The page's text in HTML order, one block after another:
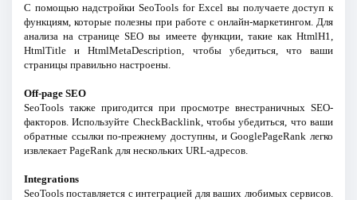
С помощью надстройки SeoTools for Excel вы получаете доступ к
функциям, которые полезны при работе с онлайн-маркетингом. Для
анализа на странице SEO вы имеете функции, такие как HtmlH1,
HtmlTitle и HtmlMetaDescription, чтобы убедиться, что ваши
страницы правильно настроены.
Off-page SEO
SeoTools также пригодится при просмотре внестраничных SEO-
факторов. Используйте CheckBacklink, чтобы убедиться, что ваши
обратные ссылки по-прежнему доступны, и GooglePageRank легко
извлекает PageRank для нескольких URL-адресов.
Integrations
SeoTools поставляется с интеграцией для ваших любимых сервисов.